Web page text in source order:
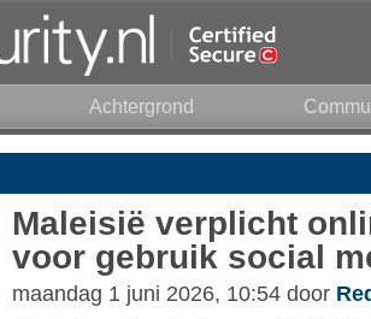
Achtergrond
Maleisië verplicht
voor gebruik social
maandag 1 juni 2026, 10:54 door